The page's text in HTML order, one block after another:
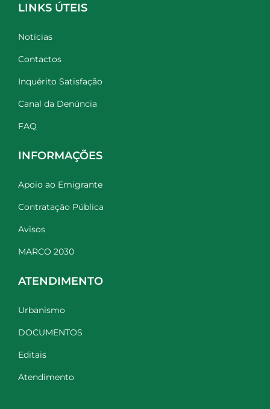
LINKS ÚTEIS
Notícias
Contactos
Inquérito Satisfação
Canal da Denúncia
FAQ
INFORMAÇÕES
Apoio ao Emigrante
Contratação Pública
Avisos
MARCO 2030
ATENDIMENTO
Urbanismo
DOCUMENTOS
Editais
Atendimento